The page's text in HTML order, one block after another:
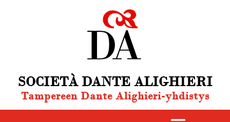
SOCIETÀ DANTE ALIGHIERI
Tampereen Dante Alighieri-yhdistys